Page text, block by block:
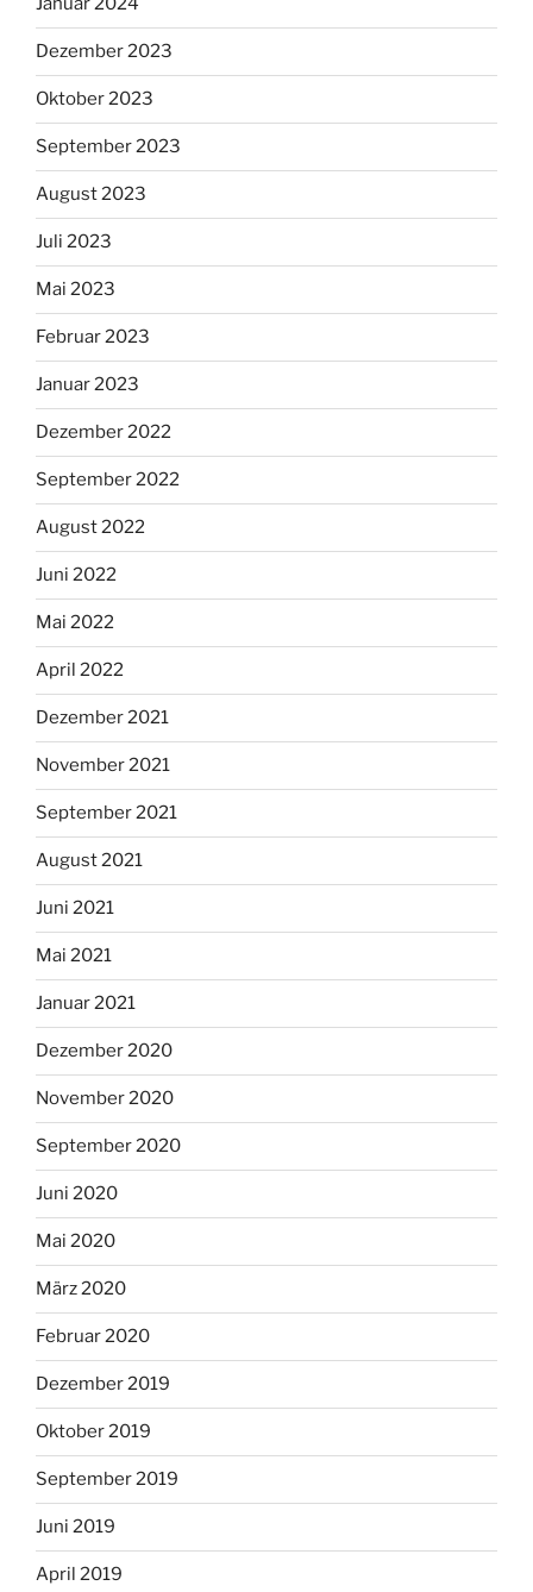
Dezember 2023
Oktober 2023
September 2023
August 2023
Juli 2023
Mai 2023
Februar 2023
Januar 2023
Dezember 2022
September 2022
August 2022
Juni 2022
Mai 2022
April 2022
Dezember 2021
November 2021
September 2021
August 2021
Juni 2021
Mai 2021
Januar 2021
Dezember 2020
November 2020
September 2020
Juni 2020
Mai 2020
März 2020
Februar 2020
Dezember 2019
Oktober 2019
September 2019
Juni 2019
April 2019